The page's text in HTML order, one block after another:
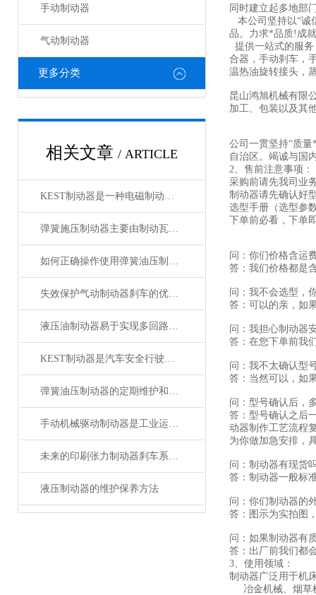
手动制动器
气动制动器
更多分类
相关文章 / ARTICLE
KEST制动器是一种电磁制动装置
弹簧施压制动器主要由制动瓦块和弹簧构成
如何正确操作使用弹簧油压制动器刹车？
失效保护气动制动器刹车的优势特点，您都知道吗？
液压油制动器易于实现多回路控制
KEST制动器是汽车安全行驶中不可少的重要部件
弹簧油压制动器的定期维护和检查是不可少的
手动机械驱动制动器是工业运输设备中的安全组件
未来的印刷张力制动器刹车系统将更加智能化、自动化
液压制动器的维护保养方法
同时建立起多地部
本公司坚持以“诚
品。力求*品质!成
提供一站式的服
合器，手动刹车，
温热油旋转接头，
昆山鸿旭机械有限
加工、包装以及其
公司一贯坚持“质
自治区。竭诚与国
2、售前注意事项：
采购前请先我司业
制动器请先确认好
选型手册（选型参
下单前必看，下单
问：你们价格含运
答：我们价格都是
问：我不会选型，
答：可以的亲，如
问：我担心制动器
答：在您下单前我
问：我不太确认型
答：当然可以，如
问：型号确认后，
答：型号确认之后
动器制作工艺流程
为你做加急安排，
问：制动器有现货
答：制动器一般标
问：你们制动器的
答：图示为实拍图
问：如果制动器有
答：出厂前我们都
3、使用领域：
制动器广泛用于机
冶金机械、烟草